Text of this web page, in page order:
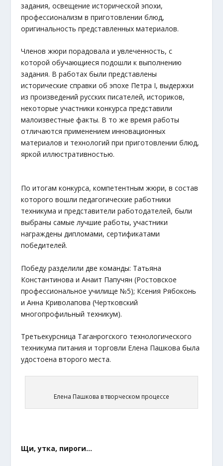
задания, освещение исторической эпохи,
профессионализм в приготовлении блюд,
оригинальность представленных материалов.
Членов жюри порадовала и увлеченность, с
которой обучающиеся подошли к выполнению
задания. В работах были представлены
исторические справки об эпохе Петра I, выдержки
из произведений русских писателей, историков,
некоторые участники конкурса представили
малоизвестные факты. В то же время работы
отличаются применением инновационных
материалов и технологий при приготовлении блюд,
яркой иллюстративностью.
По итогам конкурса, компетентным жюри, в состав
которого вошли педагогические работники
техникума и представители работодателей, были
выбраны самые лучшие работы, участники
награждены дипломами, сертификатами
победителей.
Победу разделили две команды: Татьяна
Константинова и Анаит Папучян (Ростовское
профессиональное училище №5); Ксения Рябоконь
и Анна Криволапова (Чертковский
многопрофильный техникум).
Третьекурсница Таганрогского технологического
техникума питания и торговли Елена Пашкова была
удостоена второго места.
Елена Пашкова в творческом процессе
Щи, утка, пироги…